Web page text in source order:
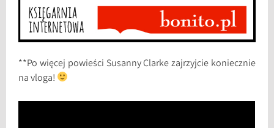
**Po więcej powieści Susanny Clarke zajrzyjcie koniecznie
na vloga!